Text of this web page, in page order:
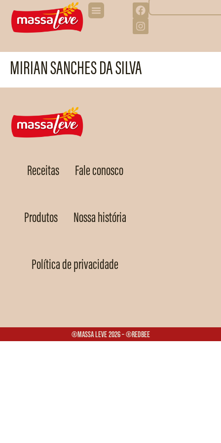
MIRIAN SANCHES DA SILVA
Receitas Fale conosco
Produtos Nossa história
Política de privacidade
®Massa Leve 2026 – ®Redbee